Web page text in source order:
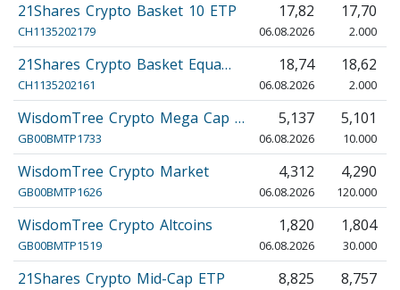
21Shares Crypto Basket 10 ETP
CH1135202179
17,82
06.08.2026
17,70
2.000
21Shares Crypto Basket Equa…
CH1135202161
18,74
06.08.2026
18,62
2.000
WisdomTree Crypto Mega Cap …
GB00BMTP1733
5,137
06.08.2026
5,101
10.000
WisdomTree Crypto Market
GB00BMTP1626
4,312
06.08.2026
4,290
120.000
WisdomTree Crypto Altcoins
GB00BMTP1519
1,820
06.08.2026
1,804
30.000
21Shares Crypto Mid-Cap ETP 8,825 8,757